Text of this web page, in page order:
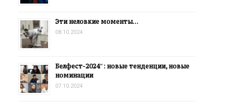
Эти неловкие моменты…
08.10.2024
Белфест-2024″: новые тенденции, новые
номинации
07.10.2024